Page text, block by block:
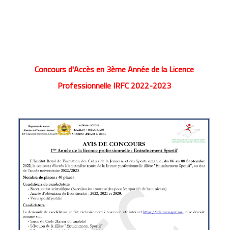
Concours d'Accès en 3ème Année de la Licence
Professionnelle IRFC 2022-2023